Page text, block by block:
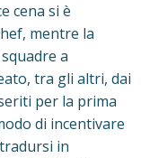
cena si è
mentre la
a
tra gli altri, dai
per la prima
di incentivare
in